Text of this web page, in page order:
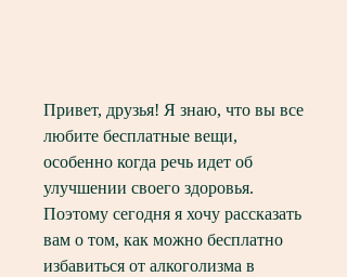
Привет, друзья! Я знаю, что вы все
любите бесплатные вещи,
особенно когда речь идет об
улучшении своего здоровья.
Поэтому сегодня я хочу рассказать
вам о том, как можно бесплатно
избавиться от алкоголизма в